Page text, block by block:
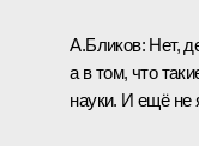
А.Бликов: Нет,
а в том, что
науки. И ещё не